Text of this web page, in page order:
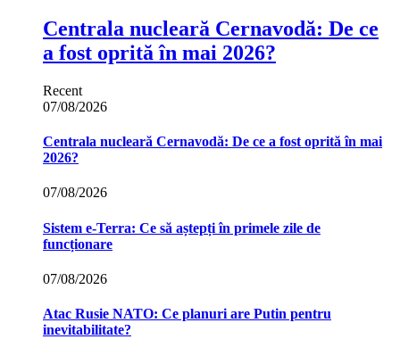
Centrala nucleară Cernavodă: De ce
a fost oprită în mai 2026?
Recent
07/08/2026
Centrala nucleară Cernavodă: De ce a fost oprită în mai
2026?
07/08/2026
Sistem e-Terra: Ce să aștepți în primele zile de
funcționare
07/08/2026
Atac Rusie NATO: Ce planuri are Putin pentru
inevitabilitate?